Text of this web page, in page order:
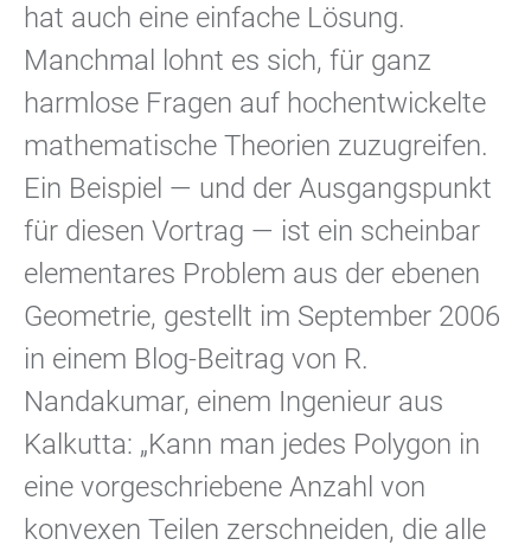
hat auch eine einfache Lösung.
Manchmal lohnt es sich, für ganz
harmlose Fragen auf hochentwickelte
mathematische Theorien zuzugreifen.
Ein Beispiel — und der Ausgangspunkt
für diesen Vortrag — ist ein scheinbar
elementares Problem aus der ebenen
Geometrie, gestellt im September 2006
in einem Blog-Beitrag von R.
Nandakumar, einem Ingenieur aus
Kalkutta: „Kann man jedes Polygon in
eine vorgeschriebene Anzahl von
konvexen Teilen zerschneiden, die alle